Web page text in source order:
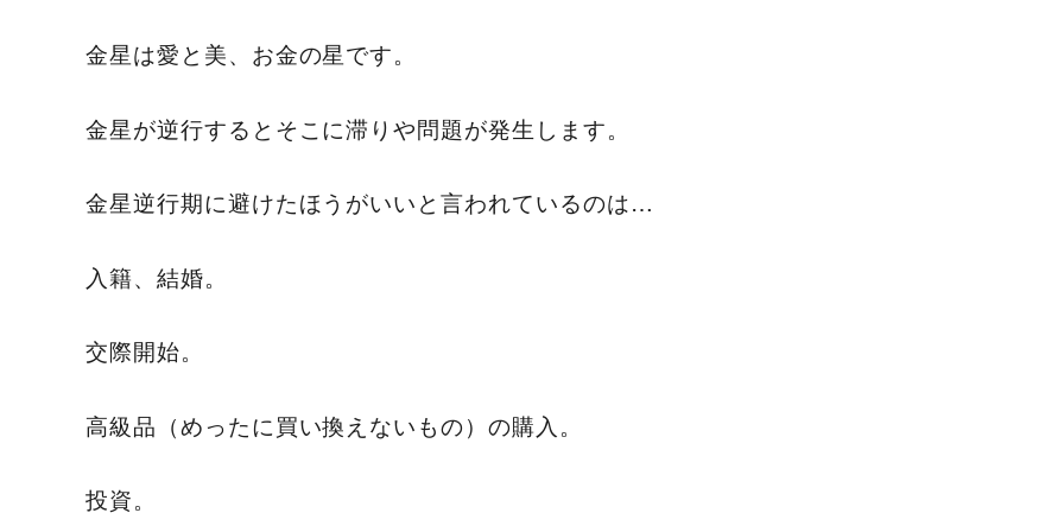
金星は愛と美、お金の星です。
金星が逆行するとそこに滞りや問題が発生します。
金星逆行期に避けたほうがいいと言われているのは…
入籍、結婚。
交際開始。
高級品（めったに買い換えないもの）の購入。
投資。